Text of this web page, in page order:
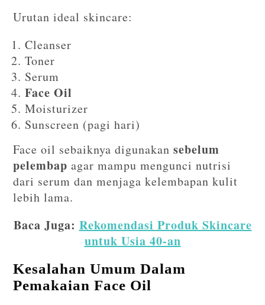
Urutan ideal skincare:
Cleanser
Toner
Serum
Face Oil
Moisturizer
Sunscreen (pagi hari)
Face oil sebaiknya digunakansebelum
pelembap agar mampu mengunci nutrisi
dari serum dan menjaga kelembapan kulit
lebih lama.
Baca Juga: Rekomendasi Produk Skincare
untuk Usia 40-an
Kesalahan Umum Dalam
Pemakaian Face Oil